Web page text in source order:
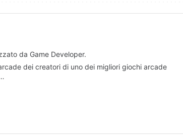
da Game Developer.
dei creatori di uno dei migliori giochi arcade